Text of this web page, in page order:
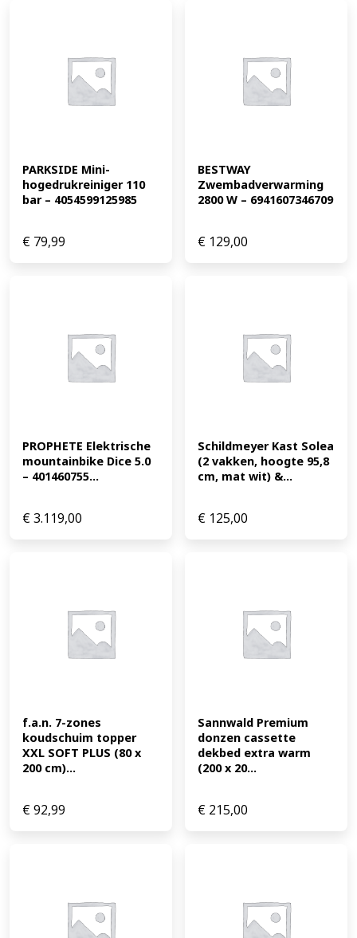
PARKSIDE Mini-
hogedrukreiniger 110
bar – 4054599125985
€ 79,99
BESTWAY
Zwembadverwarming
2800 W – 6941607346709
€ 129,00
PROPHETE Elektrische
mountainbike Dice 5.0
– 401460755...
€3.119,00
Schildmeyer Kast Solea
(2 vakken, hoogte 95,8
cm, mat wit) &...
€ 125,00
f.a.n. 7-zones
koudschuim topper
XXL SOFT PLUS (80 x
200 cm)...
€92,99
Sannwald Premium
donzen cassette
dekbed extra warm
(200 x 20...
€ 215,00